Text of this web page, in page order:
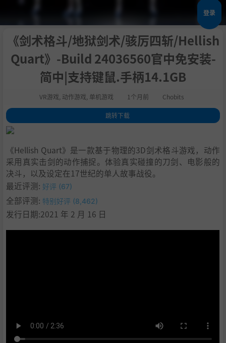
登录
《剑术格斗/地狱剑术/骇厉四斩/Hellish
Quart》-Build 24036560官中免安装-
简中|支持键鼠.手柄14.1GB
VR游戏 动作游戏 单机游戏 1个月前 Chobits
跳转下载
1
3 .支持作者
4 .学习
《Hellish Quart》是一款基于物理的3D剑术格斗游戏，动作
采用真实击剑的动作捕捉。体验真实碰撞的刀剑、电影般的
决斗，以及设定在17世纪的单人故事战役。
最近评测: 好评 (67)
全部评测: 特别好评 (8,462)
发行日期:2021 年 2 月 16 日